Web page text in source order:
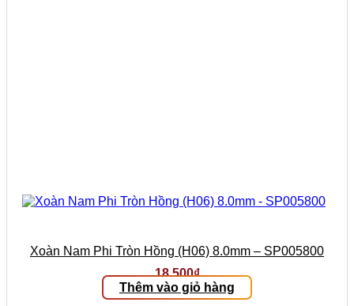
Xoàn Nam Phi Tròn Hồng (H06) 8.0mm – SP005800
18.500₫
Thêm vào giỏ hàng